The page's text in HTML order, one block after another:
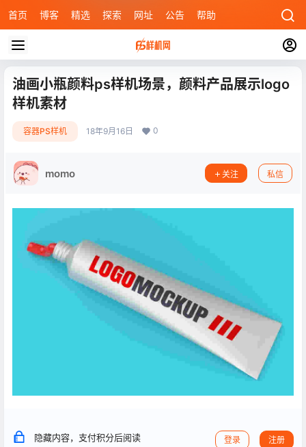
首页 博客 精选 探索 网址 公告 帮助
油画小瓶颜料ps样机场景，颜料产品展示logo
样机素材
容器PS样机 18年9月16日 0
momo 关注 私信
隐藏内容，支付积分后阅读 登录 注册